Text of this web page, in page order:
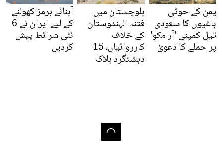
یمن کے حوثی
باغیوں کا سعودی
تیل کمپنی 'آرامکو'
پر حملے کا دعویٰ
بلوچستان میں
فتنہ الہندوستان
کے خلاف
کارروائیاں، 15
دہشتگرد ہلاک
آبنائے ہرمز کھولنے
کے لیے ایران نے 6
نئی شرائط پیش
کردیں